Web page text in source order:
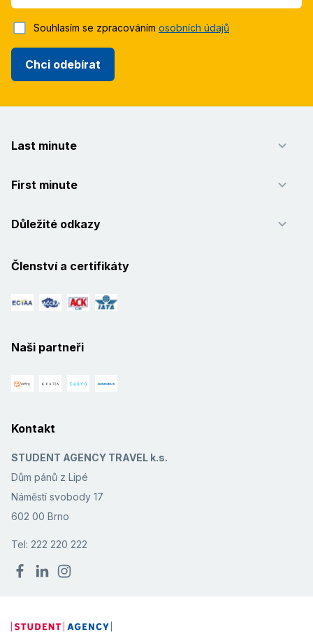
Chci odebírat
Souhlasím se zpracováním osobních údajů
Last minute
First minute
Důležité odkazy
Členství a certifikáty
Naši partneři
Kontakt
STUDENT AGENCY TRAVEL k.s.
Dům pánů z Lipé
Náměstí svobody 17
602 00 Brno
Tel: 222 220 222